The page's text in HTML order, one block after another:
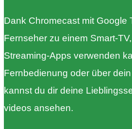
Dank Chromecast mit Google
Fernseher zu einem Smart-
Streaming-Apps verwenden
Fernbedienung oder über
kannst du dir deine
videos ansehen.